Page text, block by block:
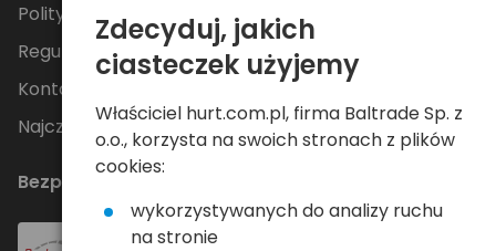
Polityka Prywatności
Regulamin
Kontakt
Najczęściej zadawane pytania
Bezpieczne płatności
Zdecyduj, jakich
ciasteczek użyjemy
Właściciel hurt.com.pl, firma Baltrade Sp. z
o.o., korzysta na swoich stronach z plików
cookies:
wykorzystywanych do analizy ruchu
na stronie